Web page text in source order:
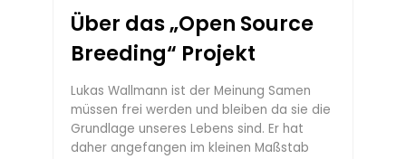
Über das „Open Source
Breeding“ Projekt
Lukas Wallmann ist der Meinung Samen
müssen frei werden und bleiben da sie die
Grundlage unseres Lebens sind. Er hat
daher angefangen im kleinen Maßstab